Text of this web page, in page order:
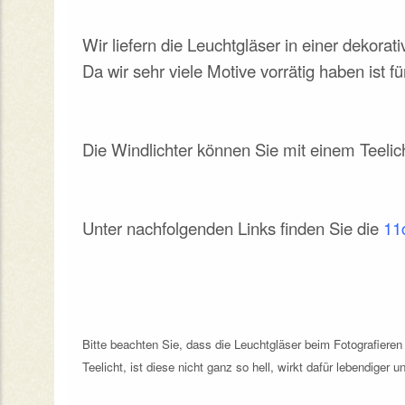
Wir liefern die Leuchtgläser in einer
Da wir sehr viele Motive vorrätig haben ist
Die Windlichter können Sie mit einem
Unter nachfolgenden Links finden Sie die
Bitte beachten Sie, dass die Leuchtgläser beim
Teelicht, ist diese nicht ganz so hell, wirkt dafür lebendiger